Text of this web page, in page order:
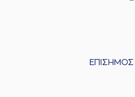
ΕΠΙΣΗΜΟΣ